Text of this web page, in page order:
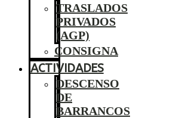
TRASLADOS
PRIVADOS
(AGP)
CONSIGNA
ACTIVIDADES
DESCENSO
DE
BARRANCOS